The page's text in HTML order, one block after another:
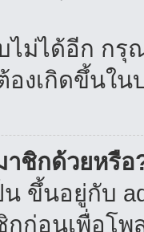
ไม่ได้อีก กรุ
งเกิดขึ้นใน
าชิกด้วยหรือ
ขึ้นอยู่กับ
ก่อนเพื่อโพ